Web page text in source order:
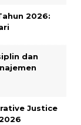
2026:
dan
Justice